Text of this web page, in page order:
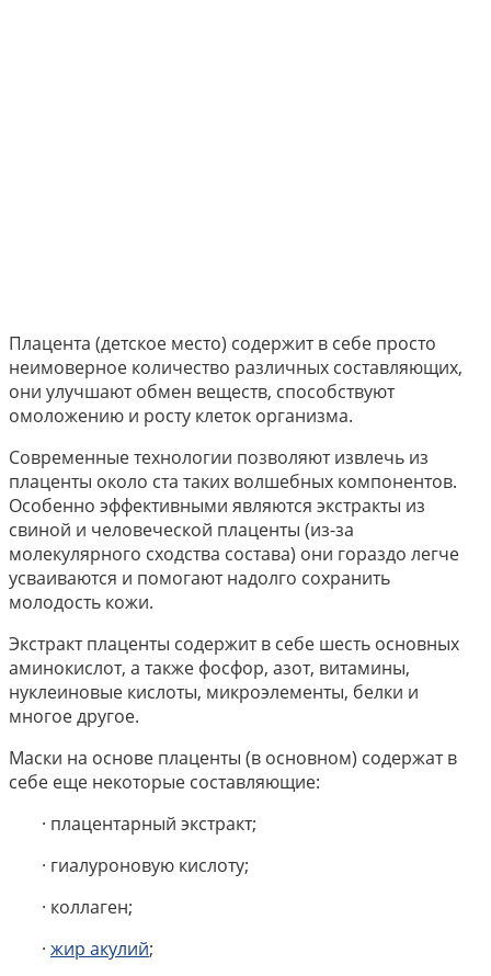
Плацента (детское место) содержит в себе просто
неимоверное количество различных составляющих,
они улучшают обмен веществ, способствуют
омоложению и росту клеток организма.
Современные технологии позволяют извлечь из
плаценты около ста таких волшебных компонентов.
Особенно эффективными являются экстракты из
свиной и человеческой плаценты (из-за
молекулярного сходства состава) они гораздо легче
усваиваются и помогают надолго сохранить
молодость кожи.
Экстракт плаценты содержит в себе шесть основных
аминокислот, а также фосфор, азот, витамины,
нуклеиновые кислоты, микроэлементы, белки и
многое другое.
Маски на основе плаценты (в основном) содержат в
себе еще некоторые составляющие:
· плацентарный экстракт;
· гиалуроновую кислоту;
· коллаген;
· жир акулий;